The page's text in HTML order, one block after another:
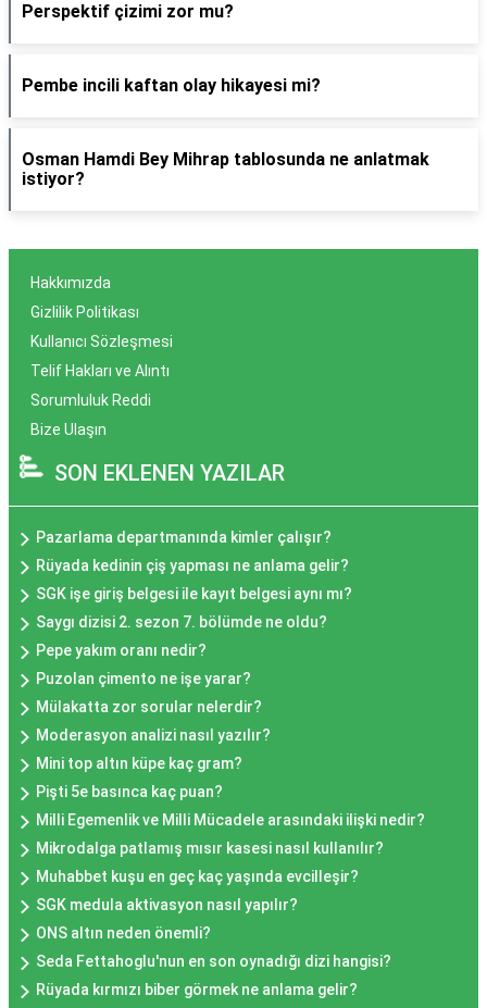
Perspektif çizimi zor mu?
Pembe incili kaftan olay hikayesi mi?
Osman Hamdi Bey Mihrap tablosunda ne anlatmak
istiyor?
Hakkımızda
Gizlilik Politikası
Kullanıcı Sözleşmesi
Telif Hakları ve Alıntı
Sorumluluk Reddi
Bize Ulaşın
SON EKLENEN YAZILAR
Pazarlama departmanında kimler çalışır?
Rüyada kedinin çiş yapması ne anlama gelir?
SGK işe giriş belgesi ile kayıt belgesi aynı mı?
Saygı dizisi 2. sezon 7. bölümde ne oldu?
Pepe yakım oranı nedir?
Puzolan çimento ne işe yarar?
Mülakatta zor sorular nelerdir?
Moderasyon analizi nasıl yazılır?
Mini top altın küpe kaç gram?
Pişti 5e basınca kaç puan?
Milli Egemenlik ve Milli Mücadele arasındaki ilişki nedir?
Mikrodalga patlamış mısır kasesi nasıl kullanılır?
Muhabbet kuşu en geç kaç yaşında evcilleşir?
SGK medula aktivasyon nasıl yapılır?
ONS altın neden önemli?
Seda Fettahoglu'nun en son oynadığı dizi hangisi?
Rüyada kırmızı biber görmek ne anlama gelir?